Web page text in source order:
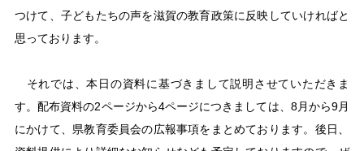
つけて、子どもたちの声を滋賀の教育政策に反映していければと
思っております。
それでは、本日の資料に基づきまして説明させていただきま
す。配布資料の2ページから4ページにつきましては、8月から9月
にかけて、県教育委員会の広報事項をまとめております。後日、